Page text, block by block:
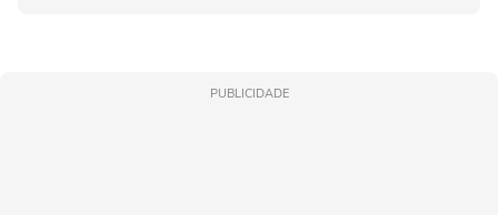
PUBLICIDADE